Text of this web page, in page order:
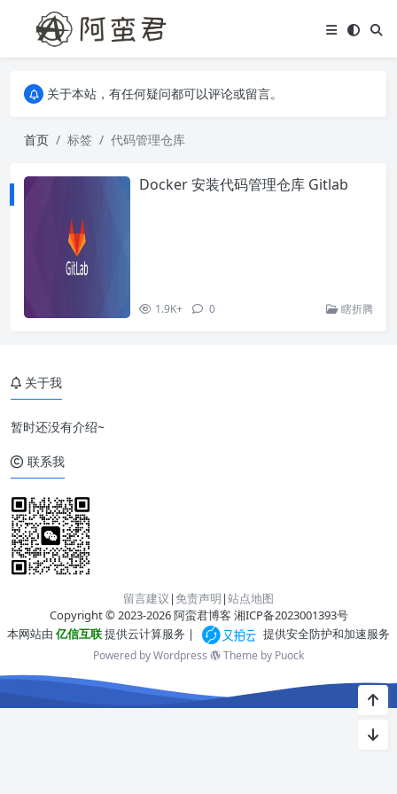
关于本站，有任何疑问都可以评论或留言。
关于本站，有任何疑问都可以评论或留言。
首页
标签 代码管理仓库
Docker 安装代码管理仓库 Gitlab
1.9K+ 0 瞎折腾
关于我
暂时还没有介绍~
联系我
留言建议 |免责声明 |站点地图
Copyright © 2023-2026 阿蛮君博客 湘ICP备2023001393号
本网站由 亿信互联提供云计算服务 | 提供安全防护和加速服务
Powered by Wordpress Theme by Puock